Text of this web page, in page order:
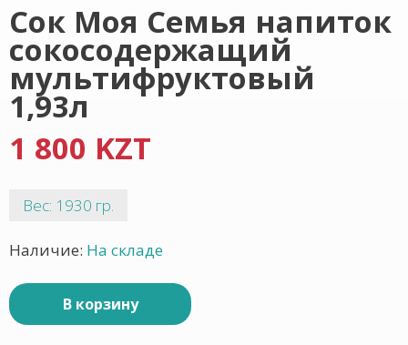
Сок Моя Семья напиток
сокосодержащий
мультифруктовый
1,93л
1 800 KZT
Вес: 1930 гр.
Наличие: На складе
В корзину